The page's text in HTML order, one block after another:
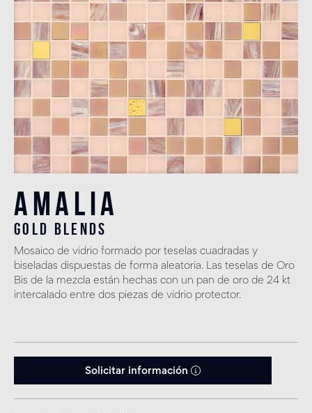
Amalia
gold blends
Mosaico de vidrio formado por teselas cuadradas y
biseladas dispuestas de forma aleatoria. Las teselas de Oro
Bis de la mezcla están hechas con un pan de oro de 24 kt
intercalado entre dos piezas de vidrio protector.
Solicitar información